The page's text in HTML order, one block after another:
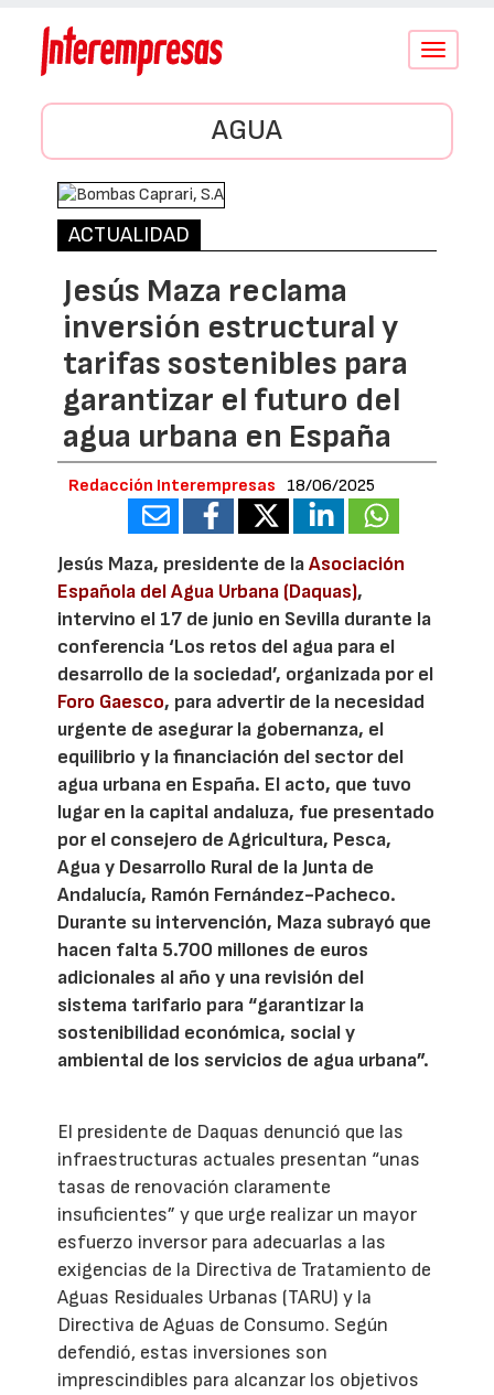
Conmutar
AGUA
ACTUALIDAD
Jesús Maza reclama
inversión estructural y
tarifas sostenibles para
garantizar el futuro del
agua urbana en España
Redacción Interempresas 18/06/2025
Jesús Maza, presidente de laAsociación
Española del Agua Urbana (Daquas),
intervino el 17 de junio en Sevilla durante la
conferencia ‘Los retos del agua para el
desarrollo de la sociedad’, organizada por el
Foro Gaesco, para advertir de la necesidad
urgente de asegurar la gobernanza, el
equilibrio y la financiación del sector del
agua urbana en España. El acto, que tuvo
lugar en la capital andaluza, fue presentado
por el consejero de Agricultura, Pesca,
Agua y Desarrollo Rural de la Junta de
Andalucía, Ramón Fernández-Pacheco.
Durante su intervención, Maza subrayó que
hacen falta 5.700 millones de euros
adicionales al año y una revisión del
sistema tarifario para “garantizar la
sostenibilidad económica, social y
ambiental de los servicios de agua urbana”.
El presidente de Daquas denunció que las
infraestructuras actuales presentan “unas
tasas de renovación claramente
insuficientes” y que urge realizar un mayor
esfuerzo inversor para adecuarlas a las
exigencias de la Directiva de Tratamiento de
Aguas Residuales Urbanas (TARU) y la
Directiva de Aguas de Consumo. Según
defendió, estas inversiones son
imprescindibles para alcanzar los objetivos